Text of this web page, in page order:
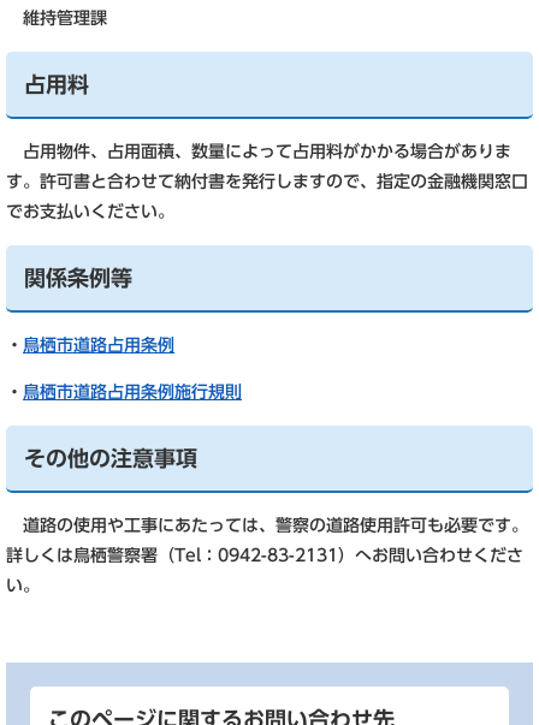
維持管理課
占用料
占用物件、占用面積、数量によって占用料がかかる場合がありま
す。許可書と合わせて納付書を発行しますので、指定の金融機関窓口
でお支払いください。
関係条例等
・ 鳥栖市道路占用条例
・ 鳥栖市道路占用条例施行規則
その他の注意事項
道路の使用や工事にあたっては、警察の道路使用許可も必要です。
詳しくは鳥栖警察署（Tel：0942-83-2131）へお問い合わせくださ
い。
このページに関するお問い合わせ先